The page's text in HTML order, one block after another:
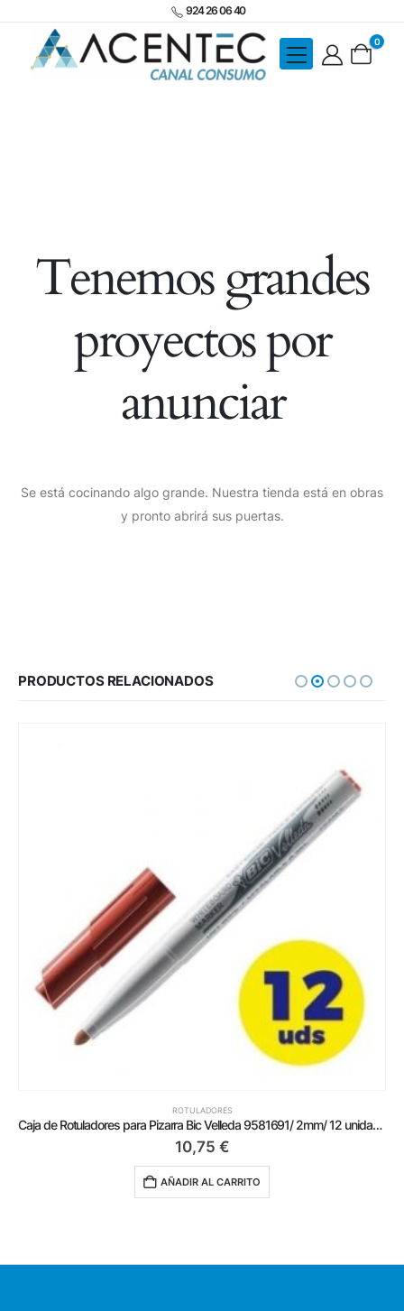
924 26 06 40
0
Tenemos grandes
proyectos por
anunciar
Se está cocinando algo grande. Nuestra tienda está en obras
y pronto abrirá sus puertas.
PRODUCTOS RELACIONADOS
ROTULADORES
Caja de Rotuladores para Pizarra Bic Velleda 9581691/ 2mm/ 12 unidades/ Rojos
10,75 €
AÑADIR AL CARRITO